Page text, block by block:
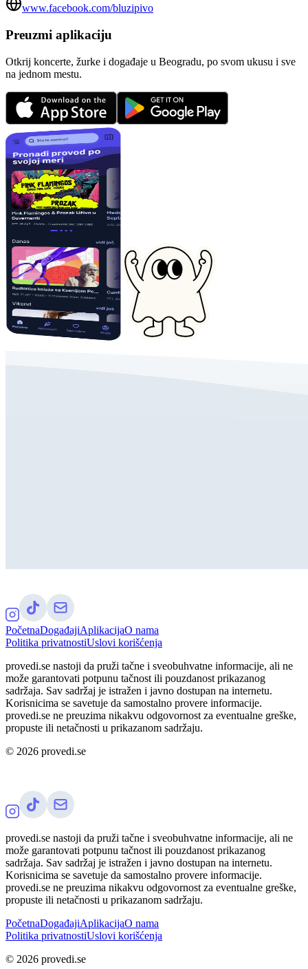
www.facebook.com/bluzipivo
Preuzmi aplikaciju
Otkrij koncerte, žurke i događaje u Beogradu, po svom ukusu i sve
na jednom mestu.
PočetnaDogađajiAplikacijaO nama
Politika privatnostiUslovi korišćenja
provedi.se nastoji da pruži tačne i sveobuhvatne informacije, ali ne
može garantovati potpunu tačnost ili pouzdanost prikazanog
sadržaja. Sav sadržaj je istražen i javno dostupan na internetu.
Korisnicima se savetuje da samostalno provere informacije.
provedi.se ne preuzima nikakvu odgovornost za eventualne greške,
propuste ili netačnosti u prikazanom sadržaju.
© 2026 provedi.se
provedi.se nastoji da pruži tačne i sveobuhvatne informacije, ali ne
može garantovati potpunu tačnost ili pouzdanost prikazanog
sadržaja. Sav sadržaj je istražen i javno dostupan na internetu.
Korisnicima se savetuje da samostalno provere informacije.
provedi.se ne preuzima nikakvu odgovornost za eventualne greške,
propuste ili netačnosti u prikazanom sadržaju.
PočetnaDogađajiAplikacijaO nama
Politika privatnostiUslovi korišćenja
© 2026 provedi.se